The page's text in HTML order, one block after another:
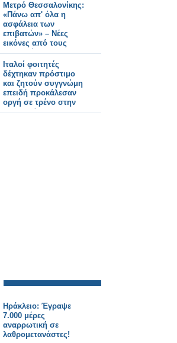
Μετρό Θεσσαλονίκης:
«Πάνω απ' όλα η
ασφάλεια των
επιβατών» – Νέες
εικόνες από τους
σταθμούς της
Καλαμαριάς.
Ιταλοί φοιτητές
δέχτηκαν πρόστιμο
και ζητούν συγγνώμη
επειδή προκάλεσαν
οργή σε τρένο στην
Μπανγκόκ.
Ηράκλειο: Έγραψε
7.000 μέρες
αναρρωτική σε
λαθρομετανάστες!